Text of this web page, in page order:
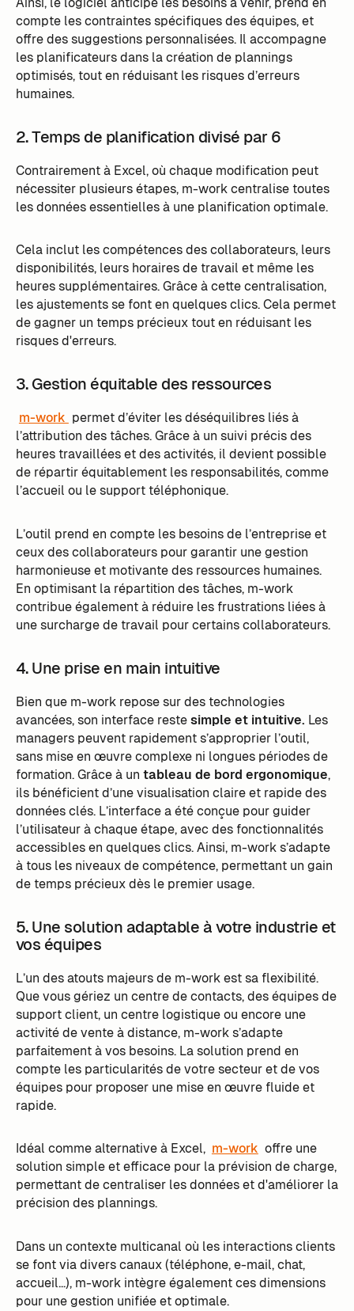
compte les contraintes spécifiques des équipes, et
offre des suggestions personnalisées. Il accompagne
les planificateurs dans la création de plannings
optimisés, tout en réduisant les risques d’erreurs
humaines.
2. Temps de planification divisé par 6
Contrairement à Excel, où chaque modification peut
nécessiter plusieurs étapes, m-work centralise toutes
les données essentielles à une planification optimale.
Cela inclut les compétences des collaborateurs, leurs
disponibilités, leurs horaires de travail et même les
heures supplémentaires. Grâce à cette centralisation,
les ajustements se font en quelques clics. Cela permet
de gagner un temps précieux tout en réduisant les
risques d'erreurs.
3. Gestion équitable des ressources
m-work permet d’éviter les déséquilibres liés à
l’attribution des tâches. Grâce à un suivi précis des
heures travaillées et des activités, il devient possible
de répartir équitablement les responsabilités, comme
l’accueil ou le support téléphonique.
L’outil prend en compte les besoins de l’entreprise et
ceux des collaborateurs pour garantir une gestion
harmonieuse et motivante des ressources humaines.
En optimisant la répartition des tâches, m-work
contribue également à réduire les frustrations liées à
une surcharge de travail pour certains collaborateurs.
4. Une prise en main intuitive
Bien que m-work repose sur des technologies
avancées, son interface restesimple et intuitive. Les
managers peuvent rapidement s’approprier l’outil,
sans mise en œuvre complexe ni longues périodes de
formation. Grâce à un tableau de bord ergonomique,
ils bénéficient d’une visualisation claire et rapide des
données clés. L’interface a été conçue pour guider
l’utilisateur à chaque étape, avec des fonctionnalités
accessibles en quelques clics. Ainsi, m-work s’adapte
à tous les niveaux de compétence, permettant un gain
de temps précieux dès le premier usage.
5. Une solution adaptable à votre industrie et
vos équipes
L’un des atouts majeurs de m-work est sa flexibilité.
Que vous gériez un centre de contacts, des équipes de
support client, un centre logistique ou encore une
activité de vente à distance, m-work s’adapte
parfaitement à vos besoins. La solution prend en
compte les particularités de votre secteur et de vos
équipes pour proposer une mise en œuvre fluide et
rapide.
Idéal comme alternative à Excel, m-work offre une
solution simple et efficace pour la prévision de charge,
permettant de centraliser les données et d'améliorer la
précision des plannings.
Dans un contexte multicanal où les interactions clients
se font via divers canaux (téléphone, e-mail, chat,
accueil...), m-work intègre également ces dimensions
pour une gestion unifiée et optimale.